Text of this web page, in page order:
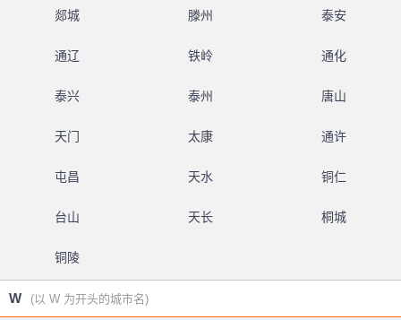
郯城 滕州 泰安
通辽 铁岭 通化
泰兴 泰州 唐山
天门 太康 通许
屯昌 天水 铜仁
台山 天长 桐城
铜陵
W (以 W 为开头的城市名)